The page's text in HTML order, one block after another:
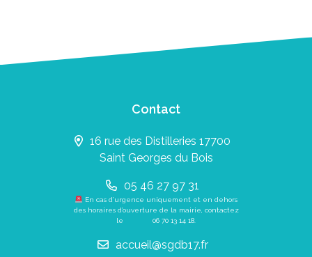
Contact
16 rue des Distilleries 17700
Saint Georges du Bois
05 46 27 97 31
En cas d’urgence uniquement et en dehors
des horaires d’ouverture de la mairie, contactez
le 06 70 13 14 18
accueil@sgdb17.fr